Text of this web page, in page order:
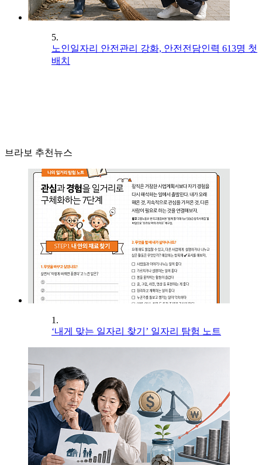
5.
노인일자리 안전관리 강화, 안전전담인력 613명 첫
배치
브라보 추천뉴스
1.
‘내게 맞는 일자리 찾기’ 일자리 탐험 노트